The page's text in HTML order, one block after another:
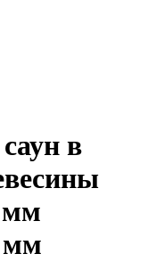
в
мм
мм